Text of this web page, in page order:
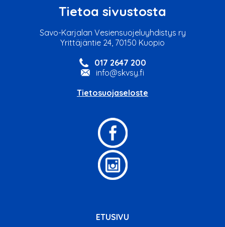
Tietoa sivustosta
Savo-Karjalan Vesiensuojeluyhdistys ry
Yrittäjäntie 24, 70150 Kuopio
017 2647 200
info@skvsy.fi
Tietosuojaseloste
ETUSIVU